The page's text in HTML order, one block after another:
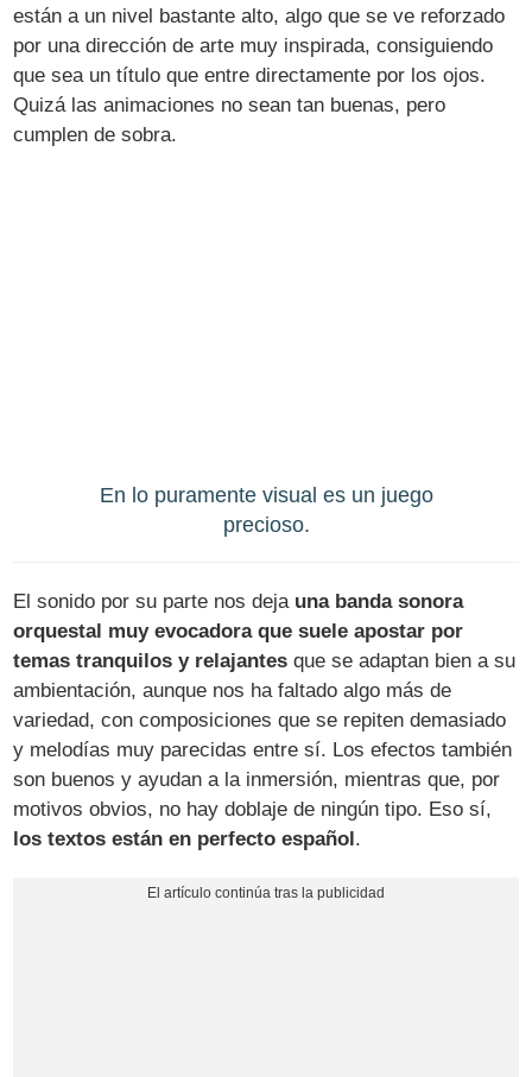
están a un nivel bastante alto, algo que se ve reforzado
por una dirección de arte muy inspirada, consiguiendo
que sea un título que entre directamente por los ojos.
Quizá las animaciones no sean tan buenas, pero
cumplen de sobra.
En lo puramente visual es un juego
precioso.
El sonido por su parte nos deja una banda sonora
orquestal muy evocadora que suele apostar por
temas tranquilos y relajantes que se adaptan bien a su
ambientación, aunque nos ha faltado algo más de
variedad, con composiciones que se repiten demasiado
y melodías muy parecidas entre sí. Los efectos también
son buenos y ayudan a la inmersión, mientras que, por
motivos obvios, no hay doblaje de ningún tipo. Eso sí,
los textos están en perfecto español.